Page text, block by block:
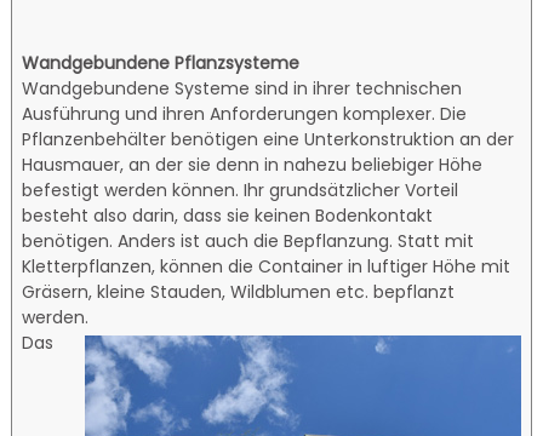
Wandgebundene Pflanzsysteme
Wandgebundene Systeme sind in ihrer technischen
Ausführung und ihren Anforderungen komplexer. Die
Pflanzenbehälter benötigen eine Unterkonstruktion an der
Hausmauer, an der sie denn in nahezu beliebiger Höhe
befestigt werden können. Ihr grundsätzlicher Vorteil
besteht also darin, dass sie keinen Bodenkontakt
benötigen. Anders ist auch die Bepflanzung. Statt mit
Kletterpflanzen, können die Container in luftiger Höhe mit
Gräsern, kleine Stauden, Wildblumen etc. bepflanzt
werden.
Das